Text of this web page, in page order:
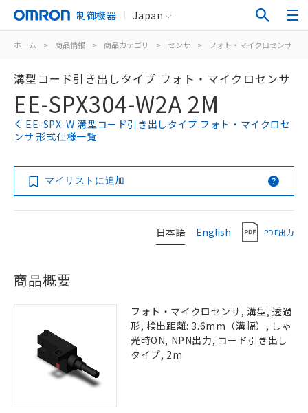
制御機器 Japan
ホーム > 商品情報 > 商品カテゴリ > センサ > フォト・マイクロセンサ
溝型コード引き出しタイプ フォト・マイクロセンサ
EE-SPX304-W2A 2M
EE-SPX-W 溝型コード引き出しタイプ フォト・マイクロセ
ンサ 形式仕様一覧
マイリストに追加
日本語 English PDF出力
商品概要
フォト・マイクロセンサ, 溝型, 透過
形, 検出距離: 3.6mm（溝幅）, しゃ
光時ON, NPN出力, コード引き出し
タイプ, 2m